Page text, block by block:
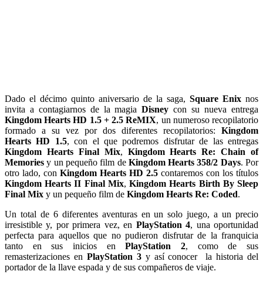
Dado el décimo quinto aniversario de la saga, Square Enix nos
invita a contagiarnos de la magiaDisney con su nueva entrega
Kingdom Hearts HD 1.5 + 2.5 ReMIX, un numeroso recopilatorio
formado a su vez por dos diferentes recopilatorios: Kingdom
Hearts HD 1.5, con el que podremos disfrutar de las entregas
Kingdom Hearts Final Mix, Kingdom Hearts Re: Chain of
Memories y un pequeño film deKingdom Hearts 358/2 Days. Por
otro lado, con Kingdom Hearts HD 2.5 contaremos con los títulos
Kingdom Hearts II Final Mix,Kingdom Hearts Birth By Sleep
Final Mix y un pequeño film de Kingdom Hearts Re: Coded.
Un total de 6 diferentes aventuras en un solo juego, a un precio
irresistible y, por primera vez, en PlayStation 4, una oportunidad
perfecta para aquellos que no pudieron disfrutar de la franquicia
tanto en sus inicios enPlayStation 2, como de sus
remasterizaciones en PlayStation 3y así conocer la historia del
portador de la llave espada y de sus compañeros de viaje.